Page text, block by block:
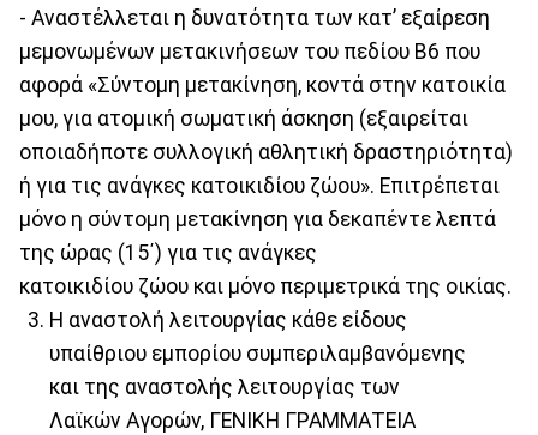
- Αναστέλλεται η δυνατότητα των κατ’ εξαίρεση
μεμονωμένων μετακινήσεων του πεδίου Β6 που
αφορά «Σύντομη μετακίνηση, κοντά στην κατοικία
μου, για ατομική σωματική άσκηση (εξαιρείται
οποιαδήποτε συλλογική αθλητική δραστηριότητα)
ή για τις ανάγκες κατοικιδίου ζώου». Επιτρέπεται
μόνο η σύντομη μετακίνηση για δεκαπέντε λεπτά
της ώρας (15΄) για τις ανάγκες
κατοικιδίου ζώου και μόνο περιμετρικά της οικίας.
Η αναστολή λειτουργίας κάθε είδους
υπαίθριου εμπορίου συμπεριλαμβανόμενης
και της αναστολής λειτουργίας των
Λαϊκών Αγορών, ΓΕΝΙΚΗ ΓΡΑΜΜΑΤΕΙΑ